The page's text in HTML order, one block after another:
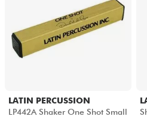
LATIN PERCUSSION
LP442A Shaker One Shot Small